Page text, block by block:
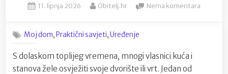
Posted
11. lipnja 2026 By
Obitelj.hr Nema komentarana
Moj dom, Praktični savjeti,Uređenje
S dolaskom toplijeg vremena, mnogi vlasnici kuća i
stanova žele osvježiti svoje dvorište ili vrt. Jedan od